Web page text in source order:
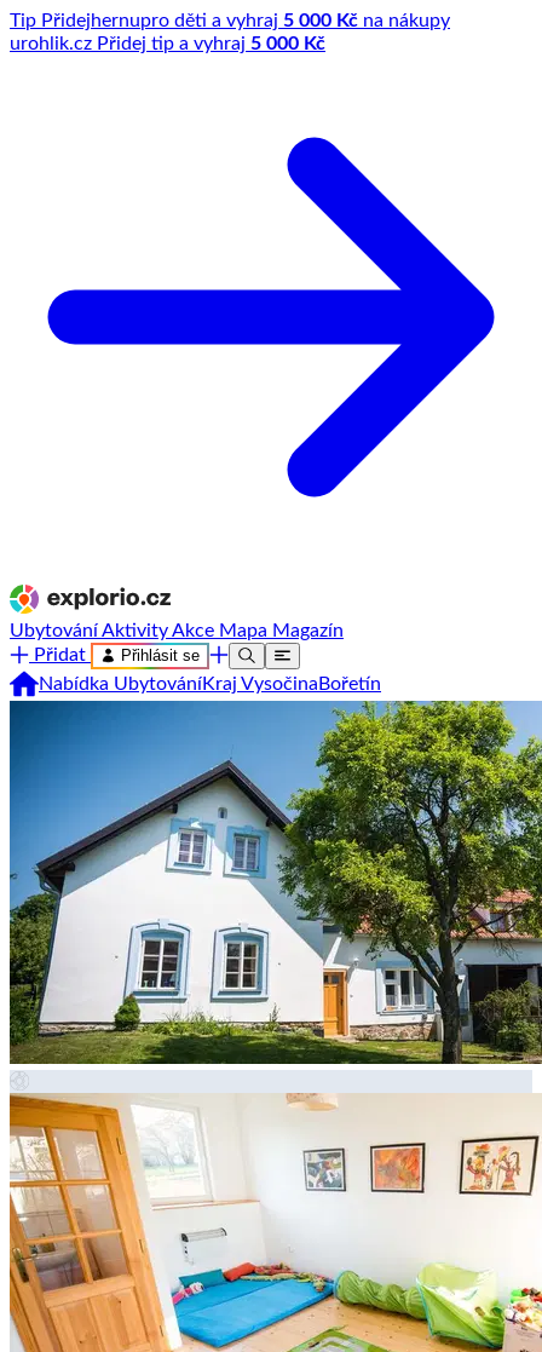
Tip Přidejhernupro děti a vyhraj 5 000 Kč na nákupy
urohlik.cz Přidej tip a vyhraj 5 000 Kč
UbytováníAktivityAkce Mapa Magazín
Přidat
Přihlásit se
Nabídka UbytováníKraj Vysočina Bořetín